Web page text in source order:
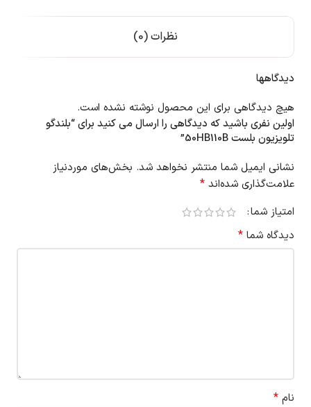
نظرات (0)
دیدگاهها
هیچ دیدگاهی برای این محصول نوشته نشده است.
اولین نفری باشید که دیدگاهی را ارسال می کنید برای “بلندگو
تلویزیون بلست 50HB110B”
نشانی ایمیل شما منتشر نخواهد شد. بخش‌های موردنیاز
علامت‌گذاری شده‌اند *
امتیاز شما
دیدگاه شما *
نام *